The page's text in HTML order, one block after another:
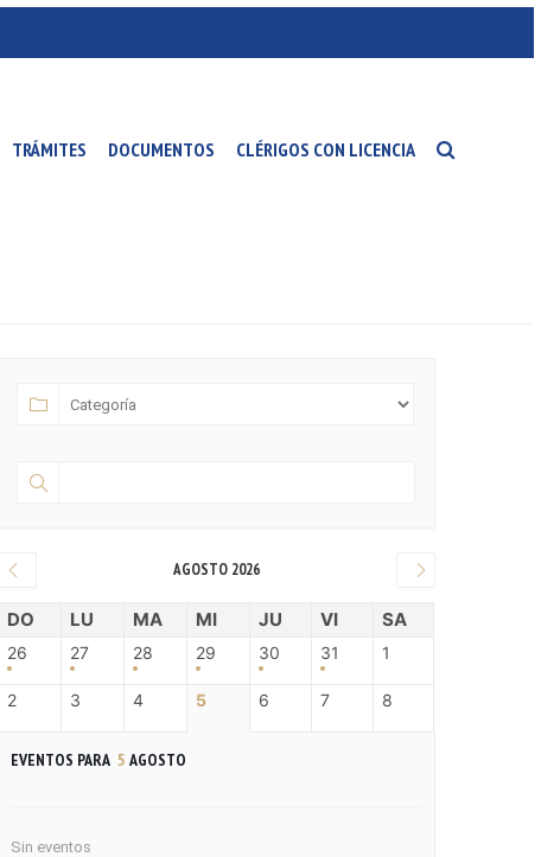
TRÁMITES DOCUMENTOS CLÉRIGOS CON LICENCIA
AGOSTO 2026
DO LU MA MI JU VI SA
26 27 28 29 30 31 1
2 3 4 5 6 7 8
EVENTOS PARA 5 AGOSTO
Sin eventos